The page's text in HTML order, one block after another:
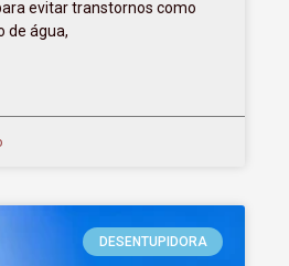
evitar transtornos como
de água,
DESENTUPIDORA